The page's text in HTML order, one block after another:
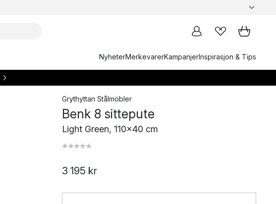
NyheterMerkevarerKampanjerInspirasjon & Tips
Grythyttan Stålmöbler
Benk 8 sittepute
Light Green, 110x40 cm
3 195 kr